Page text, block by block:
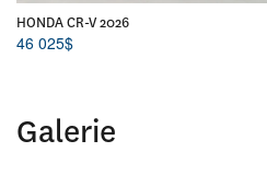
HONDA CR-V 2026
46 025$
Galerie